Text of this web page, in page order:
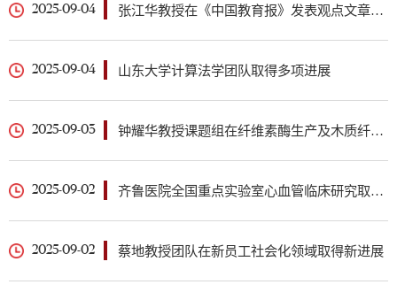
张江华教授在《中国教育报》发表观点文章：打造管理学研究生实践育人新范式
2025-09-04
山东大学计算法学团队取得多项进展
2025-09-04
钟耀华教授课题组在纤维素酶生产及木质纤维素糖制备方面取得新进展
2025-09-03
齐鲁医院全国重点实验室心血管临床研究取得新成果
2025-09-02
蔡地教授团队在新员工社会化领域取得新进展
2025-09-02